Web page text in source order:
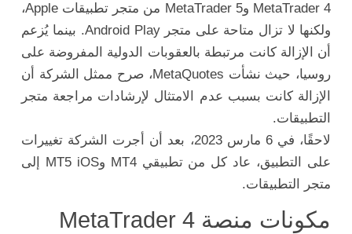
MetaTrader 4 وMetaTrader 5 من متجر تطبيقات Apple،
ولكنها لا تزال متاحة على متجر Android Play. بينما يُزعم
أن الإزالة كانت مرتبطة بالعقوبات الدولية المفروضة على
روسيا، حيث نشأت MetaQuotes، صرح ممثل الشركة أن
الإزالة كانت بسبب عدم الامتثال لإرشادات مراجعة متجر
التطبيقات.
لاحقًا، في 6 مارس 2023، بعد أن أجرت الشركة تغييرات
على التطبيق، عاد كل من تطبيقي MT4 وMT5 iOS إلى
متجر التطبيقات.
مكونات منصة MetaTrader 4